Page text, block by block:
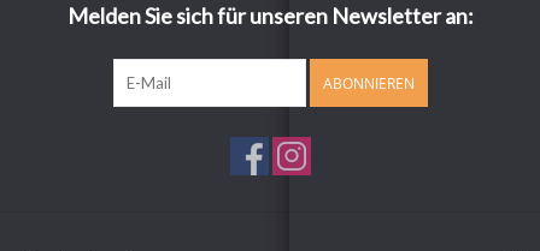
Melden Sie sich für unseren Newsletter an:
ABONNIEREN